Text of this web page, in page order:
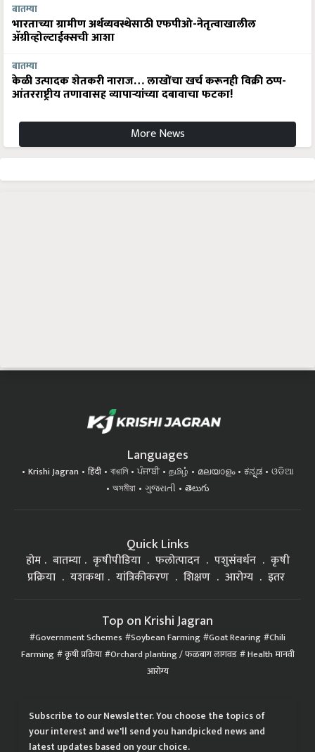
बातम्या
भारताच्या ग्रामीण अर्थव्यवस्थेसाठी एफपीओ-नेतृत्वाखालील
अ‍ॅग्रीव्होल्टाईक्सची आशा
बातम्या
केळी उत्पादक शेतकरी नाराज… लाखोंचा खर्च करूनही विक्री ठप्प-
आंतरराष्ट्रीय तणावासह व्यापाऱ्यांच्या दबावाचा फटका!
More News
Languages
Krishi Jagran हिंदी বাঙালি ਪੰਜਾਬੀ தமிழ் മലയാളം ಕನ್ನಡ
ଓଡିଆ
অসমীয়া
ગુજરાતી తెలుగు
Quick Links
होम बातम्या कृषीपीडिया फलोत्पादन पशुसंवर्धन
कृषी
प्रक्रिया
यशकथा यांत्रिकीकरण शिक्षण आरोग्य इतर
Top on Krishi Jagran
Government Schemes Soybean Farming Goat Rearing Chili
Farming कृषी प्रक्रिया Orchard planting / फळबाग लागवड Health मानवी
आरोग्य
Subscribe to our Newsletter. You choose the topics of
your interest and we'll send you handpicked news and
latest updates based on your choice.